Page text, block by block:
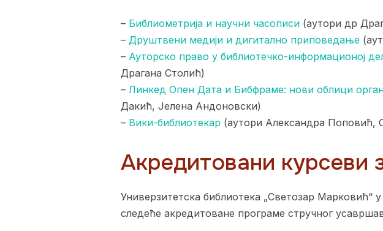
– Библиометрија и научни часописи (аутори др
– Друштвени медији и дигитално приповедање
– Ауторско право у библиотечко-информационој
Драгана Столић)
– Линкед Опен Дата и Бибфраме: нови облици
Дакић, Јелена Андоновски)
– Вики-библиотекар (аутори Александра Поповић,
Акредитовани курсеви
Универзитетска библиотека „Светозар Марковић“ у
следеће акредитоване програме стручног